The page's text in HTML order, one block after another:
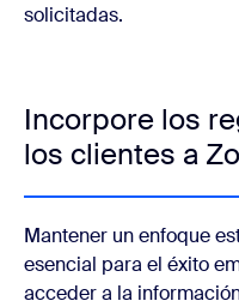
solicitadas.
Incorpore los
los clientes a
Mantener un enfoque
esencial para el éxito
acceder a la